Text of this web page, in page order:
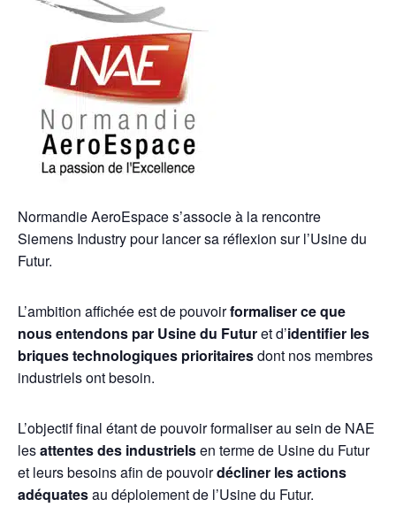
Normandie AeroEspace s’associe à la rencontre
Siemens Industry pour lancer sa réflexion sur l’Usine du
Futur.
L’ambition affichée est de pouvoirformaliser ce que
nous entendons par Usine du Futuret d’identifier les
briques technologiques prioritairesdont nos membres
industriels ont besoin.
L’objectif final étant de pouvoir formaliser au sein de NAE
lesattentes des industrielsen terme de Usine du Futur
et leurs besoins afin de pouvoirdécliner les actions
adéquatesau déploiement de l’Usine du Futur.